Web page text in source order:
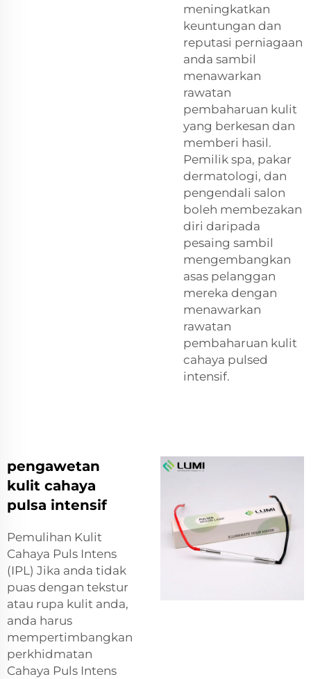
meningkatkan
keuntungan dan
reputasi perniagaan
anda sambil
menawarkan
rawatan
pembaharuan kulit
yang berkesan dan
memberi hasil.
Pemilik spa, pakar
dermatologi, dan
pengendali salon
boleh membezakan
diri daripada
pesaing sambil
mengembangkan
asas pelanggan
mereka dengan
menawarkan
rawatan
pembaharuan kulit
cahaya pulsed
intensif.
pengawetan
kulit cahaya
pulsa intensif
Pemulihan Kulit
Cahaya Puls Intens
(IPL) Jika anda tidak
puas dengan tekstur
atau rupa kulit anda,
anda harus
mempertimbangkan
perkhidmatan
Cahaya Puls Intens